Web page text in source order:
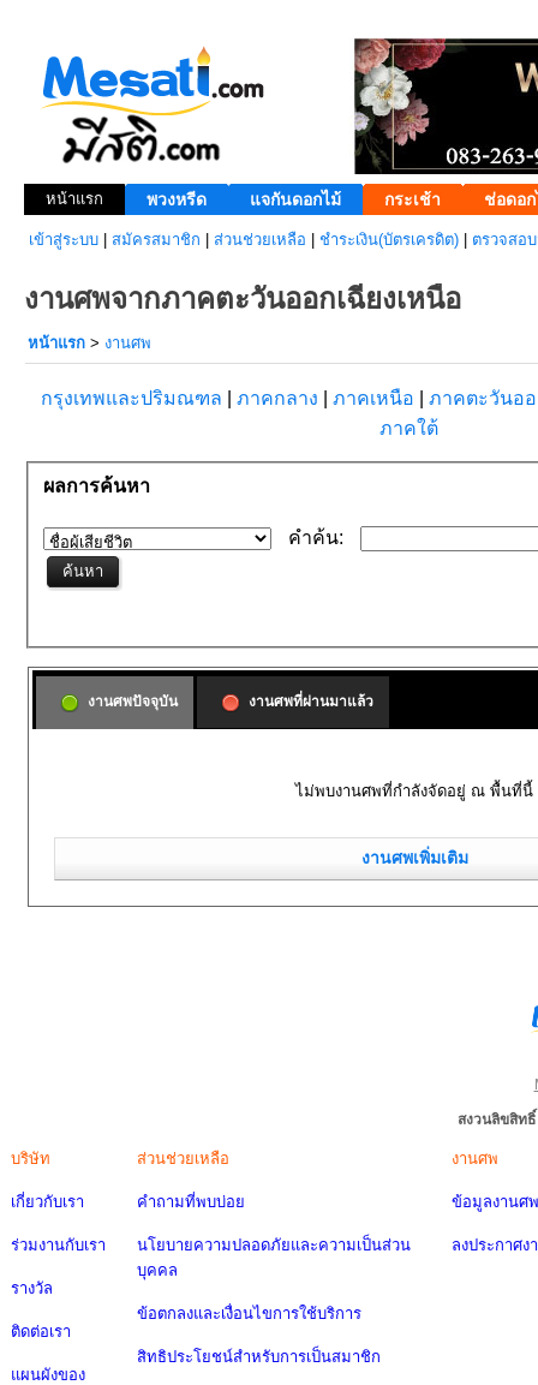
หน้าแรก พวงหรีด แจกันดอกไม้ กระเช้า ช่อดอ
เข้าสู่ระบบ สมัครสมาชิก ส่วนช่วยเหลือ ชำระเงิน(บัตรเครดิต) ตรวจสอ
งานศพจากภาคตะวันออกเฉียงเหนือ
หน้าแรก > งานศพ
กรุงเทพและปริมณฑล ภาคกลาง ภาคเหนือ
ภาคตะวันอ
ภาคใต้
ผลการค้นหา
คำค้น:
งานศพปัจจุบัน งานศพที่ผ่านมาแล้ว
ไม่พบงานศพที่กำลังจัดอยู่ ณ พื้นที่นี้
งานศพเพิ่มเติม
สงวนลิขสิท
บริษัท
เกี่ยวกับเรา
ร่วมงานกับเรา
รางวัล
ติดต่อเรา
แผนผังของ
ส่วนช่วยเหลือ
คำถามที่พบบ่อย
นโยบายความปลอดภัยและความเป็นส่วน
บุคคล
ข้อตกลงและเงื่อนไขการใช้บริการ
สิทธิประโยชน์สำหรับการเป็นสมาชิก
งานศพ
ข้อมูลงานศพ
ลงประกาศง